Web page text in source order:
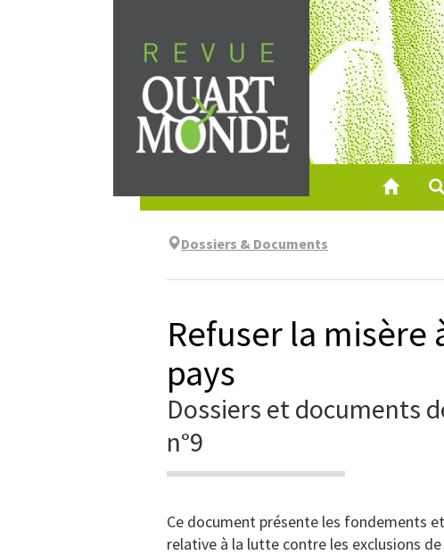
au
contenu
Dossiers & Documents
Refuser la
pays
Dossiers et documents
n°9
Ce document présente les fondements
relative à la lutte contre les exclusions